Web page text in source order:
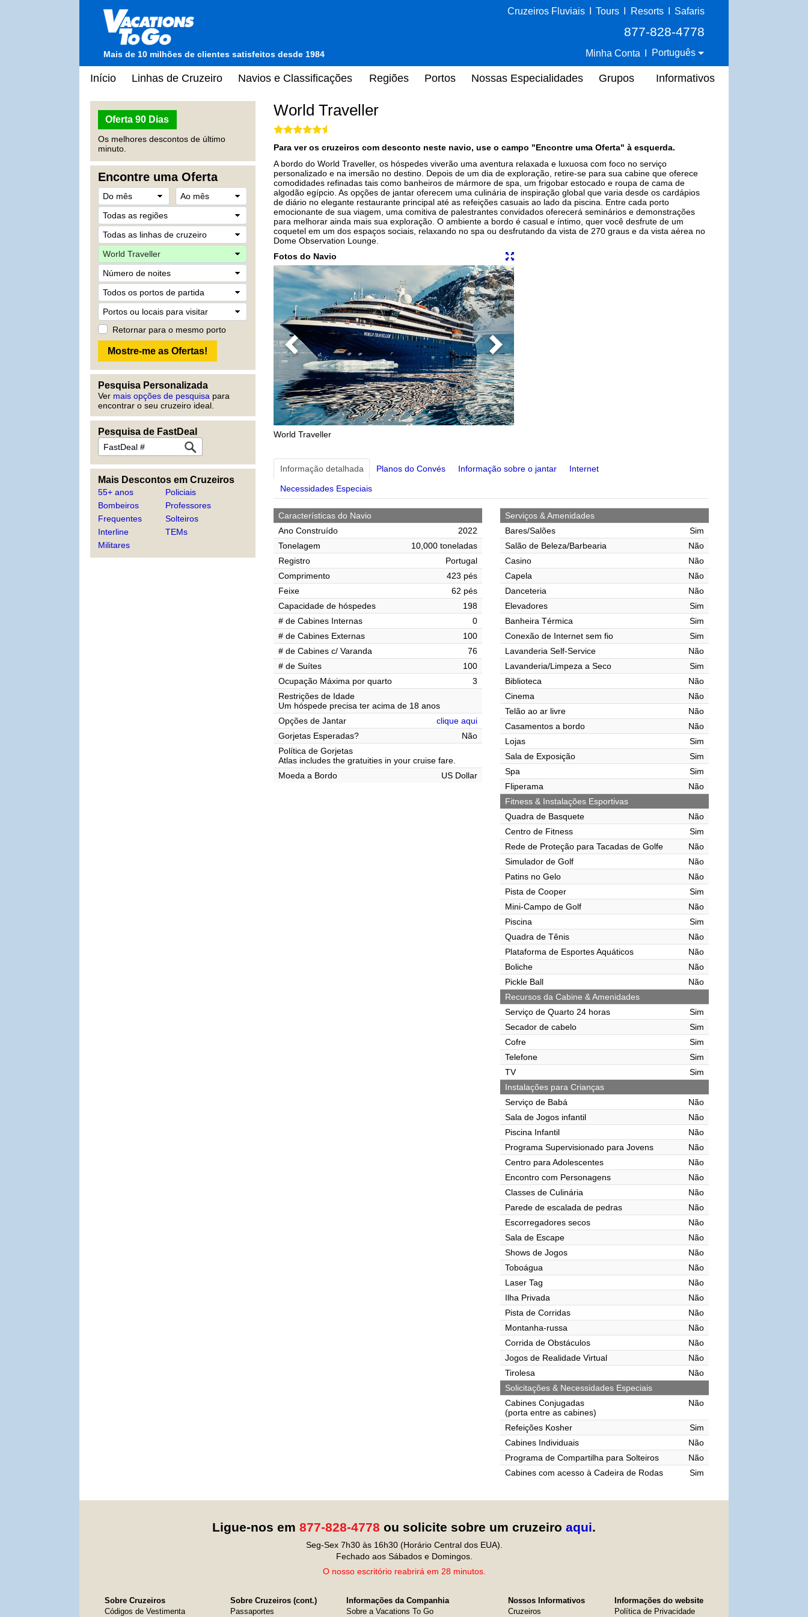
Mais de 10 milhões de clientes satisfeitos desde 1984
Cruzeiros Fluviais Tours Resorts Safaris
877-828-4778
Minha Conta Português
Início Linhas de Cruzeiro Navios e Classificações Regiões Portos Nossas Especialidades Grupos Informativos
Oferta 90 Dias
Os melhores descontos de último
minuto.
Encontre uma Oferta
Retornar para o mesmo porto
Pesquisa Personalizada
Ver mais opções de pesquisa para
encontrar o seu cruzeiro ideal.
Pesquisa de FastDeal
Mais Descontos em Cruzeiros
55+ anos
Bombeiros
Frequentes
Interline
Militares
Policiais
Professores
Solteiros
TEMs
World Traveller
Para ver os cruzeiros com desconto neste navio, use o campo "Encontre uma Oferta" à esquerda.
A bordo do World Traveller, os hóspedes viverão uma aventura relaxada e luxuosa com foco no serviço
personalizado e na imersão no destino. Depois de um dia de exploração, retire-se para sua cabine que oferece
comodidades refinadas tais como banheiros de mármore de spa, um frigobar estocado e roupa de cama de
algodão egípcio. As opções de jantar oferecem uma culinária de inspiração global que varia desde os cardápios
de diário no elegante restaurante principal até as refeições casuais ao lado da piscina. Entre cada porto
emocionante de sua viagem, uma comitiva de palestrantes convidados oferecerá seminários e demonstrações
para melhorar ainda mais sua exploração. O ambiente a bordo é casual e íntimo, quer você desfrute de um
coquetel em um dos espaços sociais, relaxando no spa ou desfrutando da vista de 270 graus e da vista aérea no
Dome Observation Lounge.
Fotos do Navio
Previous Next
World Traveller
Informação detalhada Planos do Convés Informação sobre o jantar Internet
Necessidades Especiais
Características do Navio
Ano Construído
2022
Tonelagem
10,000 toneladas
Registro
Portugal
Comprimento
423 pés
Feixe
62 pés
Capacidade de hóspedes
198
# de Cabines Internas
0
# de Cabines Externas
100
# de Cabines c/ Varanda
76
# de Suítes
100
Ocupação Máxima por quarto
3
Restrições de Idade
Um hóspede precisa ter acima de 18 anos
Opções de Jantar
clique aqui
Gorjetas Esperadas?
Não
Política de Gorjetas
Atlas includes the gratuities in your cruise fare.
Moeda a Bordo
US Dollar
Serviços & Amenidades
Bares/Salões
Sim
Salão de Beleza/Barbearia
Não
Casino
Não
Capela
Não
Danceteria
Não
Elevadores
Sim
Banheira Térmica
Sim
Conexão de Internet sem fio
Sim
Lavanderia Self-Service
Não
Lavanderia/Limpeza a Seco
Sim
Biblioteca
Não
Cinema
Não
Telão ao ar livre
Não
Casamentos a bordo
Não
Lojas
Sim
Sala de Exposição
Sim
Spa
Sim
Fliperama
Não
Fitness & Instalações Esportivas
Quadra de Basquete
Não
Centro de Fitness
Sim
Rede de Proteção para Tacadas de Golfe
Não
Simulador de Golf
Não
Patins no Gelo
Não
Pista de Cooper
Sim
Mini-Campo de Golf
Não
Piscina
Sim
Quadra de Tênis
Não
Plataforma de Esportes Aquáticos
Não
Boliche
Não
Pickle Ball
Não
Recursos da Cabine & Amenidades
Serviço de Quarto 24 horas
Sim
Secador de cabelo
Sim
Cofre
Sim
Telefone
Sim
TV
Sim
Instalações para Crianças
Serviço de Babá
Não
Sala de Jogos infantil
Não
Piscina Infantil
Não
Programa Supervisionado para Jovens
Não
Centro para Adolescentes
Não
Encontro com Personagens
Não
Classes de Culinária
Não
Parede de escalada de pedras
Não
Escorregadores secos
Não
Sala de Escape
Não
Shows de Jogos
Não
Toboágua
Não
Laser Tag
Não
Ilha Privada
Não
Pista de Corridas
Não
Montanha-russa
Não
Corrida de Obstáculos
Não
Jogos de Realidade Virtual
Não
Tirolesa
Não
Solicitações & Necessidades Especiais
Cabines Conjugadas
(porta entre as cabines)
Não
Refeições Kosher
Sim
Cabines Individuais
Não
Programa de Compartilha para Solteiros
Não
Cabines com acesso à Cadeira de Rodas
Sim
Ligue-nos em 877-828-4778 ou solicite sobre um cruzeiro aqui.
Seg-Sex 7h30 às 16h30 (Horário Central dos EUA).
Fechado aos Sábados e Domingos.
O nosso escritório reabrirá em 28 minutos.
Sobre Cruzeiros
Códigos de Vestimenta
Sobre Cruzeiros (cont.)
Passaportes
Informações da Companhia
Sobre a Vacations To Go
Nossos Informativos
Cruzeiros
Informações do website
Política de Privacidade